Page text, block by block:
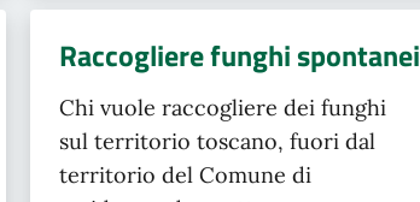
Raccogliere funghi spontanei
Chi vuole raccogliere dei funghi
sul territorio toscano, fuori dal
territorio del Comune di